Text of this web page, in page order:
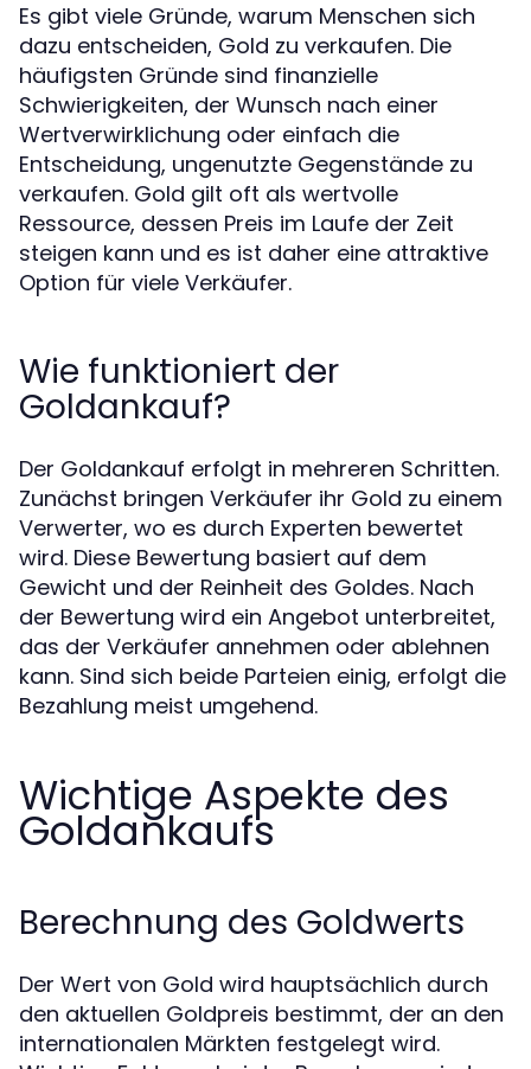
Es gibt viele Gründe, warum Menschen sich
dazu entscheiden, Gold zu verkaufen. Die
häufigsten Gründe sind finanzielle
Schwierigkeiten, der Wunsch nach einer
Wertverwirklichung oder einfach die
Entscheidung, ungenutzte Gegenstände zu
verkaufen. Gold gilt oft als wertvolle
Ressource, dessen Preis im Laufe der Zeit
steigen kann und es ist daher eine attraktive
Option für viele Verkäufer.
Wie funktioniert der
Goldankauf?
Der Goldankauf erfolgt in mehreren Schritten.
Zunächst bringen Verkäufer ihr Gold zu einem
Verwerter, wo es durch Experten bewertet
wird. Diese Bewertung basiert auf dem
Gewicht und der Reinheit des Goldes. Nach
der Bewertung wird ein Angebot unterbreitet,
das der Verkäufer annehmen oder ablehnen
kann. Sind sich beide Parteien einig, erfolgt die
Bezahlung meist umgehend.
Wichtige Aspekte des
Goldankaufs
Berechnung des Goldwerts
Der Wert von Gold wird hauptsächlich durch
den aktuellen Goldpreis bestimmt, der an den
internationalen Märkten festgelegt wird.